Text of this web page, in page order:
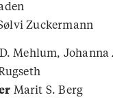
Zuckermann
Mehlum, Johanna
Marit S. Berg